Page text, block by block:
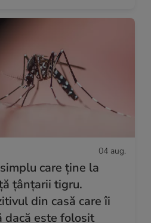
04 aug.
care ține la
țânțarii tigru.
din casă care îi
dacă este folosit